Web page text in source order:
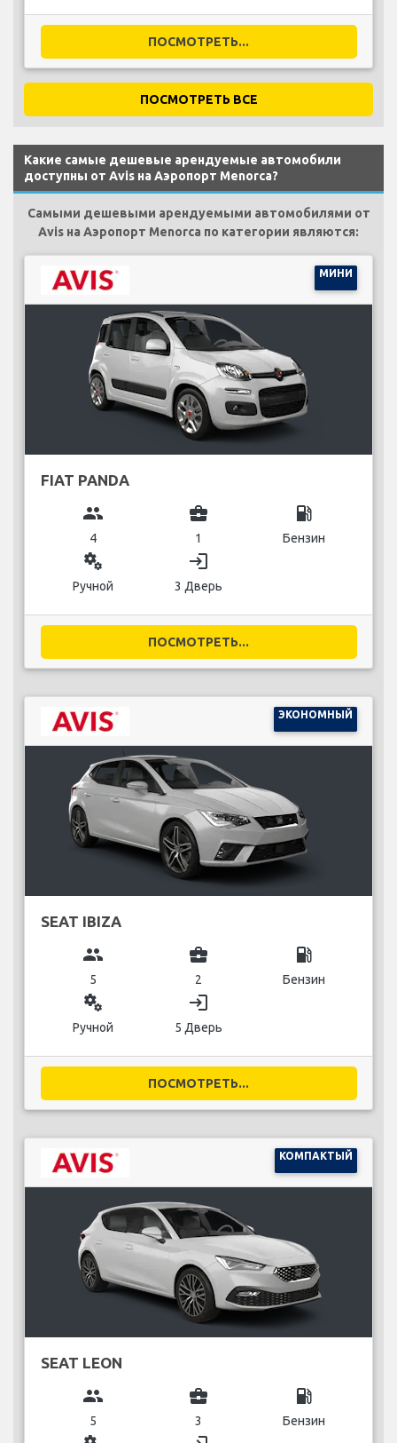
ПОСМОТРЕТЬ...
ПОСМОТРЕТЬ ВСЕ
Какие самые дешевые арендуемые автомобили
доступны от Avis на Аэропорт Menorca?
Самыми дешевыми арендуемыми автомобилями от
Avis на Аэропорт Menorca по категории являются:
МИНИ
FIAT PANDA
group
4
business_center
1
local_gas_station
Бензин
miscellaneous_services
Ручной
login
3 Дверь
ПОСМОТРЕТЬ...
ЭКОНОМНЫЙ
SEAT IBIZA
group
5
business_center
2
local_gas_station
Бензин
miscellaneous_services
Ручной
login
5 Дверь
ПОСМОТРЕТЬ...
КОМПАКТЫЙ
SEAT LEON
group
5
business_center
3
local_gas_station
Бензин